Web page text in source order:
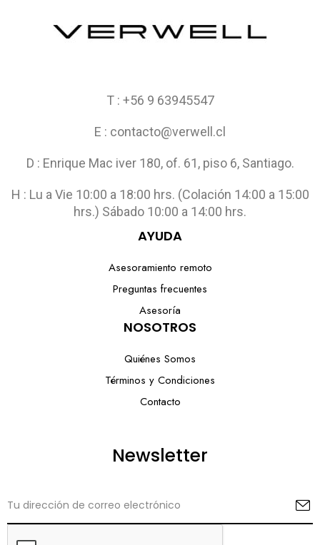
T : +56 9 63945547
E : contacto@verwell.cl
D : Enrique Mac iver 180, of. 61, piso 6, Santiago.
H : Lu a Vie 10:00 a 18:00 hrs. (Colación 14:00 a 15:00
hrs.) Sábado 10:00 a 14:00 hrs.
AYUDA
Asesoramiento remoto
Preguntas frecuentes
Asesoría
NOSOTROS
Quiénes Somos
Términos y Condiciones
Contacto
Newsletter